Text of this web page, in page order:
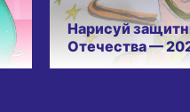
Нарисуй
Отечества —